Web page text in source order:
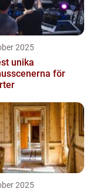
2025
unika
för
2025